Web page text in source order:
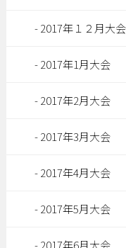
2017年１２月大会
2017年1月大会
2017年2月大会
2017年3月大会
2017年4月大会
2017年5月大会
2017年6月大会